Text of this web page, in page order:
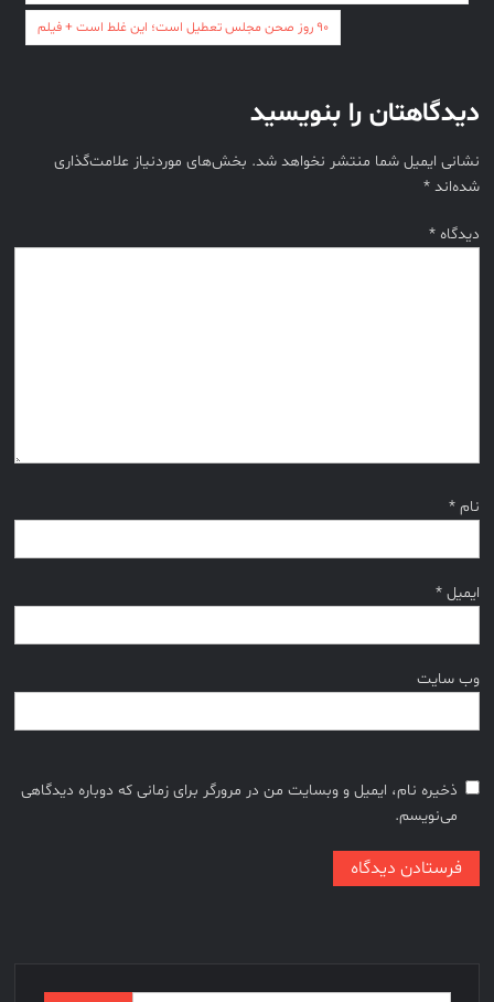
۹۰ روز صحن مجلس تعطیل است؛ این غلط است + فیلم
دیدگاهتان را بنویسید
نشانی ایمیل شما منتشر نخواهد شد. بخش‌های موردنیاز علامت‌گذاری
شده‌اند*
دیدگاه*
نام*
ایمیل*
وب‌ سایت
ذخیره نام، ایمیل و وبسایت من در مرورگر برای زمانی که دوباره دیدگاهی
می‌نویسم.